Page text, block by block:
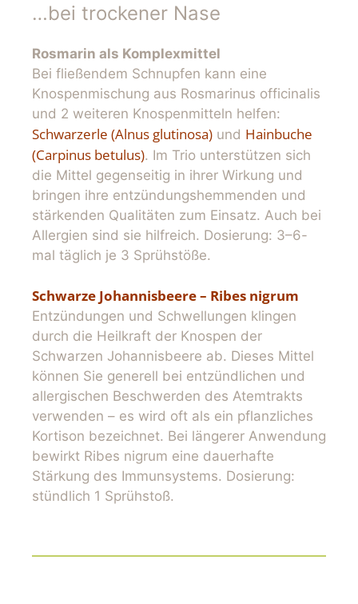
…bei trockener Nase
Rosmarin als Komplexmittel
Bei fließendem Schnupfen kann eine
Knospenmischung aus Rosmarinus officinalis
und 2 weiteren Knospenmitteln helfen:
Schwarzerle (Alnus glutinosa) und Hainbuche
(Carpinus betulus). Im Trio unterstützen sich
die Mittel gegenseitig in ihrer Wirkung und
bringen ihre entzündungshemmenden und
stärkenden Qualitäten zum Einsatz. Auch bei
Allergien sind sie hilfreich. Dosierung: 3–6-
mal täglich je 3 Sprühstöße.
Schwarze Johannisbeere – Ribes nigrum
Entzündungen und Schwellungen klingen
durch die Heilkraft der Knospen der
Schwarzen Johannisbeere ab. Dieses Mittel
können Sie generell bei entzündlichen und
allergischen Beschwerden des Atemtrakts
verwenden – es wird oft als ein pflanzliches
Kortison bezeichnet. Bei längerer Anwendung
bewirkt Ribes nigrum eine dauerhafte
Stärkung des Immunsystems. Dosierung:
stündlich 1 Sprühstoß.